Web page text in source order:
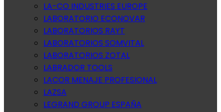
LA-CO INDUSTRIES EUROPE
LABORATORIO ECONOVAR
LABORATORIOS RAYT
LABORATORIOS SOMVITAL
LABORATORIOS ZOTAL
LABRADOR TOOLS
LACOR MENAJE PROFESIONAL
LAZSA
LEGRAND GROUP ESPAÑA